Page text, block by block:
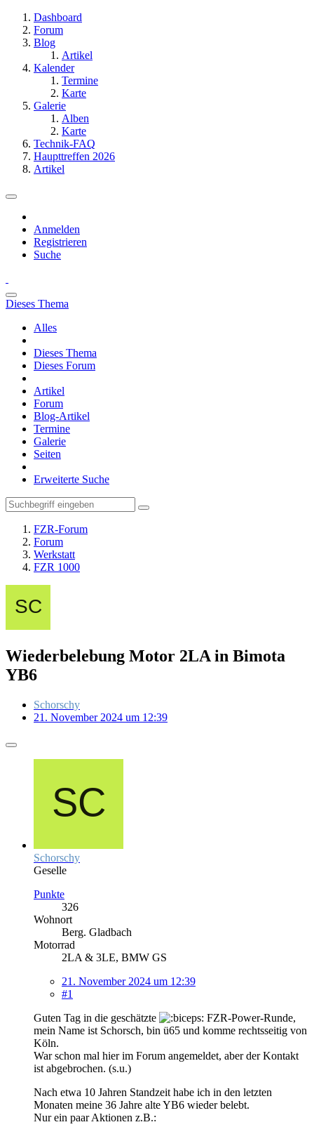
Dashboard
Forum
Blog
Artikel
Kalender
Termine
Karte
Galerie
Alben
Karte
Technik-FAQ
Haupttreffen 2026
Artikel
Anmelden
Registrieren
Suche
Dieses Thema
Alles
Dieses Thema
Dieses Forum
Artikel
Forum
Blog-Artikel
Termine
Galerie
Seiten
Erweiterte Suche
FZR-Forum
Forum
Werkstatt
FZR 1000
Wiederbelebung Motor 2LA in Bimota
YB6
Schorschy
21. November 2024 um 12:39
Schorschy
Geselle
Punkte
326
Wohnort
Berg. Gladbach
Motorrad
2LA & 3LE, BMW GS
21. November 2024 um 12:39
#1
Guten Tag in die geschätzte
FZR-Power-Runde,
mein Name ist Schorsch, bin ü65 und komme rechtsseitig von
Köln.
War schon mal hier im Forum angemeldet, aber der Kontakt
ist abgebrochen. (s.u.)
Nach etwa 10 Jahren Standzeit habe ich in den letzten
Monaten meine 36 Jahre alte YB6 wieder belebt.
Nur ein paar Aktionen z.B.: